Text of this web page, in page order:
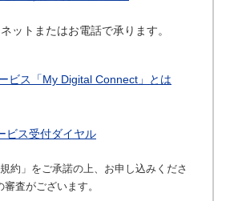
ットまたはお電話で承ります。
ビス「My Digital Connect」とは
ビス受付ダイヤル
約」をご承諾の上、お申し込みくださ
査がございます。